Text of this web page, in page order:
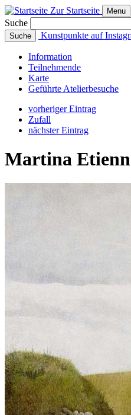
Zur Startseite Menu
Suche
Suche Kunstpunkte auf
Information
Teilnehmende
Karte
Geführte Atelierbesuche
vorheriger Eintrag
Zufall
nächster Eintrag
Martina